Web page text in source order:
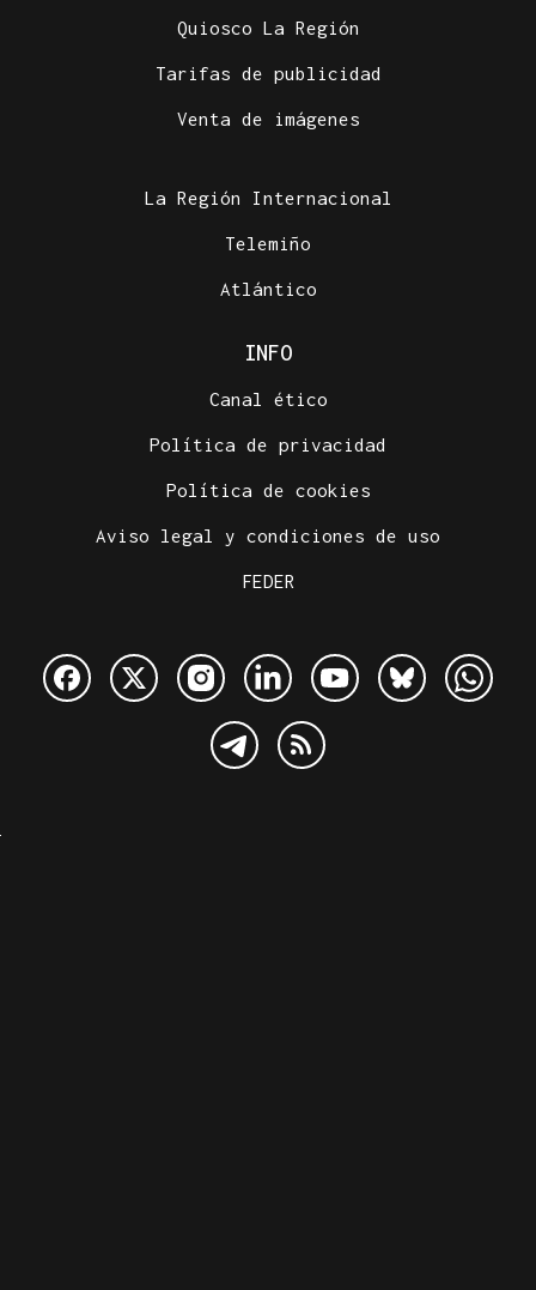
Quiosco La Región
Tarifas de publicidad
Venta de imágenes
La Región Internacional
Telemiño
Atlántico
INFO
Canal ético
Política de privacidad
Política de cookies
Aviso legal y condiciones de uso
FEDER